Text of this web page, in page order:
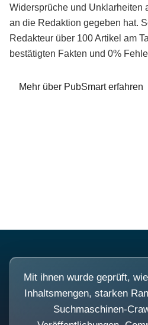
Widersprüche und Unklarheiten
an die Redaktion gegeben hat.
Redakteur über 100 Artikel am
bestätigten Fakten und 0%
Mehr über PubSmart erfahren
Mit ihnen wurde geprüft,
Inhaltsmengen, starken
Suchmaschinen-